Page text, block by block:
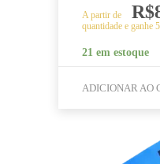
A partir de R$
quantidade e ganhe
21 em estoque
ADICIONAR AO